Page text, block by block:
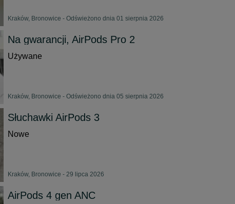
Kraków, Bronowice - Odświeżono dnia 01 sierpnia 2026
Na gwarancji, AirPods Pro 2
Używane
Kraków, Bronowice - Odświeżono dnia 05 sierpnia 2026
Słuchawki AirPods 3
Nowe
Kraków, Bronowice - 29 lipca 2026
AirPods 4 gen ANC